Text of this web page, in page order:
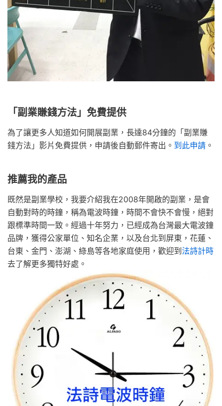
「副業賺錢方法」免費提供
為了讓更多人知道如何開展副業，長達84分鐘的「副業賺
錢方法」影片免費提供，申請後自動郵件寄出。 到此申請 。
推薦我的產品
既然是副業學校，我要介紹我在2008年開啟的副業，是會
自動對時的時鐘，稱為電波時鐘，時間不會快不會慢，絕對
跟標準時間一致。經過十年努力，已經成為台灣最大電波鐘
品牌，獲得公家單位、知名企業，以及台北到屏東，花蓮、
台東、金門、澎湖、綠島等各地家庭使用，歡迎到法詩計時
去了解更多獨特好處。